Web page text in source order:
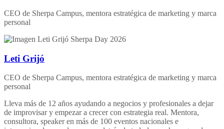
CEO de Sherpa Campus, mentora estratégica de marketing y marca
personal
Leti Grijó
CEO de Sherpa Campus, mentora estratégica de marketing y marca
personal
Lleva más de 12 años ayudando a negocios y profesionales a dejar
de improvisar y empezar a crecer con estrategia real. Mentora,
consultora, speaker en más de 100 eventos nacionales e